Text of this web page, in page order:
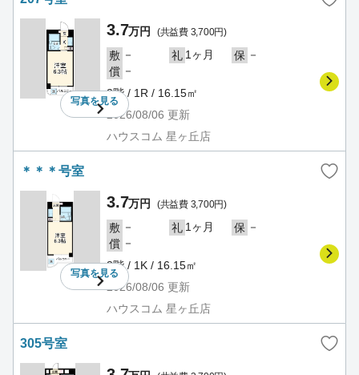
写真を見る
3.7万円 (共益費 3,700円)
敷 － 礼 1ヶ月 保 －
償 －
2階 / 1R / 16.15㎡
2026/08/06 更新
ハウスコム 星ヶ丘店
＊＊＊号室
写真を見る
3.7万円 (共益費 3,700円)
敷 － 礼 1ヶ月 保 －
償 －
3階 / 1K / 16.15㎡
2026/08/06 更新
ハウスコム 星ヶ丘店
305号室